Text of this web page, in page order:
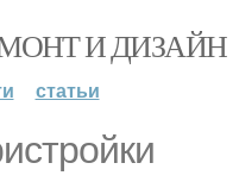
И ДИЗАЙН
статьи